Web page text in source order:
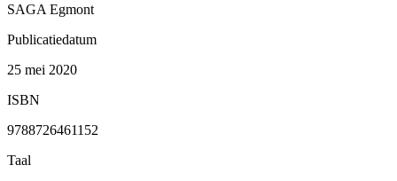
SAGA Egmont
Publicatiedatum
25 mei 2020
ISBN
9788726461152
Taal